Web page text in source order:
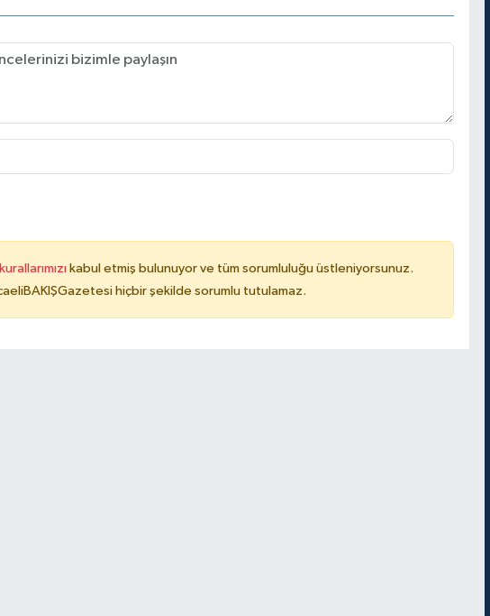
kabul etmiş bulunuyor ve tüm sorumluluğu üstleniyorsunuz.
hiçbir şekilde sorumlu tutulamaz.